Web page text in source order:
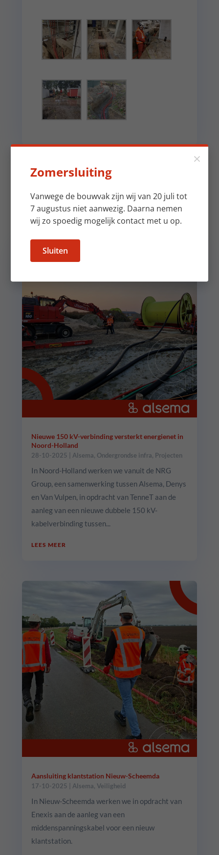
Meer nieuws
Nieuwe 150 kV-verbinding versterkt energienet in
Noord-Holland
28-10-2025 Alsema, Ondergrondse infra, Projecten
In Noord-Holland werken we vanuit de NRG
Group, een samenwerking tussen Alsema, Denys
en Van Vulpen, in opdracht van TenneT aan de
aanleg van een nieuwe dubbele 150 kV-
kabelverbinding tussen...
LEES MEER
Aansluiting klantstation Nieuw-Scheemda
17-10-2025 Alsema, Veiligheid
In Nieuw-Scheemda werken we in opdracht van
Enexis aan de aanleg van een
middenspanningskabel voor een nieuw
klantstation.
×
Zomersluiting
Vanwege de bouwvak zijn wij van 20 juli tot
7 augustus niet aanwezig. Daarna nemen
wij zo spoedig mogelijk contact met u op.
Sluiten